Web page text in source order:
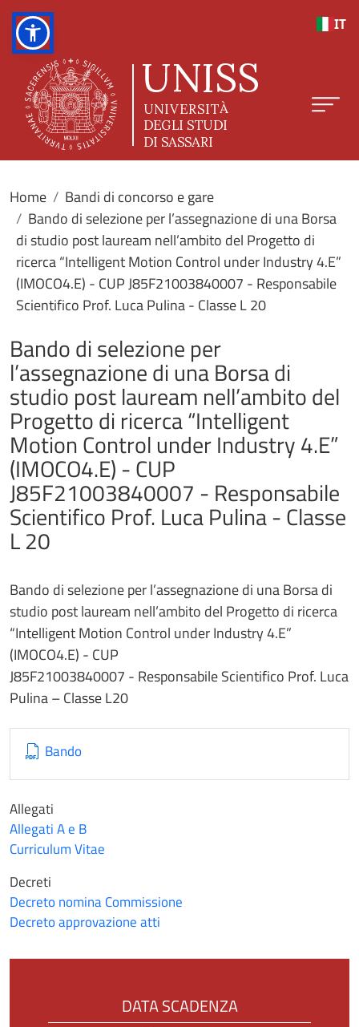
IT
Home
Bandi di concorso e gare
Bando di selezione per l’assegnazione di una Borsa
di studio post lauream nell’ambito del Progetto di
ricerca “Intelligent Motion Control under Industry 4.E”
(IMOCO4.E) - CUP J85F21003840007 - Responsabile
Scientifico Prof. Luca Pulina - Classe L 20
Bando di selezione per
l’assegnazione di una Borsa di
studio post lauream nell’ambito del
Progetto di ricerca “Intelligent
Motion Control under Industry 4.E”
(IMOCO4.E) - CUP
J85F21003840007 - Responsabile
Scientifico Prof. Luca Pulina - Classe
L 20
Bando di selezione per l’assegnazione di una Borsa di
studio post lauream nell’ambito del Progetto di ricerca
“Intelligent Motion Control under Industry 4.E”
(IMOCO4.E) - CUP
J85F21003840007 - Responsabile Scientifico Prof. Luca
Pulina – Classe L20
Bando
Allegati
Allegati A e B
Curriculum Vitae
Decreti
Decreto nomina Commissione
Decreto approvazione atti
DATA SCADENZA